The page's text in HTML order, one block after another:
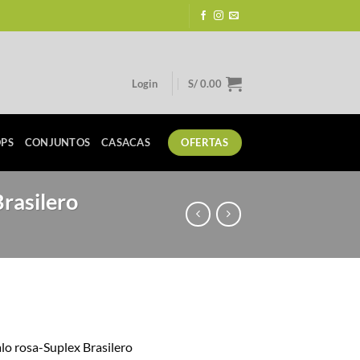
Login S/0.00
CONJUNTOS CASACAS OFERTAS
rosa-Suplex Brasilero